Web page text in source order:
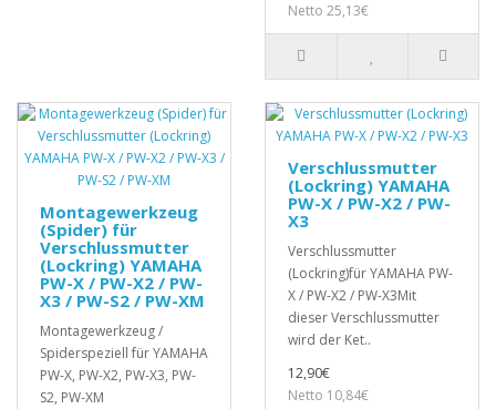
Netto 25,13€
Montagewerkzeug
(Spider) für
Verschlussmutter
(Lockring) YAMAHA
PW-X / PW-X2 / PW-
X3 / PW-S2 / PW-XM
Montagewerkzeug /
Spiderspeziell für YAMAHA
PW-X, PW-X2, PW-X3, PW-
S2, PW-XM
Verschlussmutter
(Lockring) YAMAHA
PW-X / PW-X2 / PW-
X3
Verschlussmutter
(Lockring)für YAMAHA PW-
X / PW-X2 / PW-X3Mit
dieser Verschlussmutter
wird der Ket..
12,90€
Netto 10,84€